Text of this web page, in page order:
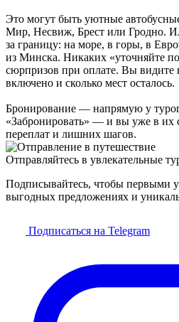
Это могут быть уютные
Мир, Несвиж, Брест или Гродно.
за границу: на море, в горы, в
из Минска. Никаких «уточняйте
сюрпризов при оплате. Вы видите
включено и сколько мест осталось.
Бронирование — напрямую у
«Забронировать» — и вы уже в их
переплат и лишних шагов.
Отправляйтесь в увлекательные
Подписывайтесь, чтобы первыми
выгодных предложениях и
Подписаться на Telegram